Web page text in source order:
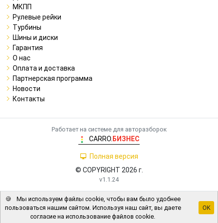
МКПП
Рулевые рейки
Турбины
Шины и диски
Гарантия
О нас
Оплата и доставка
Партнерская программа
Новости
Контакты
Работает на системе для авторазборок
CARRO. БИЗНЕС
Полная версия
© COPYRIGHT 2026 г.
v1.1.24
🍪
Мы используем файлы cookie, чтобы вам было удобнее
пользоваться нашим сайтом. Используя наш сайт, вы даете
согласие на использование файлов cookie.
OK